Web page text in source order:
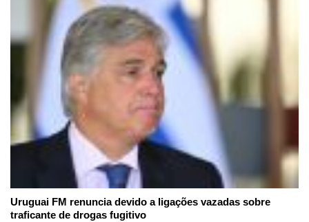
Uruguai FM renuncia devido a ligações vazadas sobre
traficante de drogas fugitivo